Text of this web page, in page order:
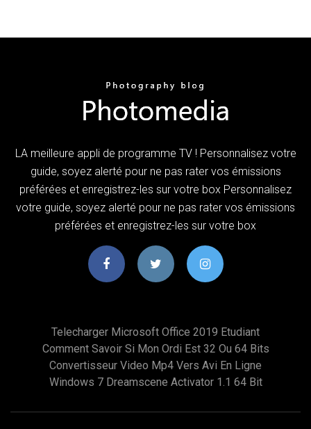
LA meilleure appli de programme TV ! Personnalisez votre
guide, soyez alerté pour ne pas rater vos émissions
préférées et enregistrez-les sur votre box Personnalisez
votre guide, soyez alerté pour ne pas rater vos émissions
préférées et enregistrez-les sur votre box
Telecharger Microsoft Office 2019 Etudiant
Comment Savoir Si Mon Ordi Est 32 Ou 64 Bits
Convertisseur Video Mp4 Vers Avi En Ligne
Windows 7 Dreamscene Activator 1.1 64 Bit